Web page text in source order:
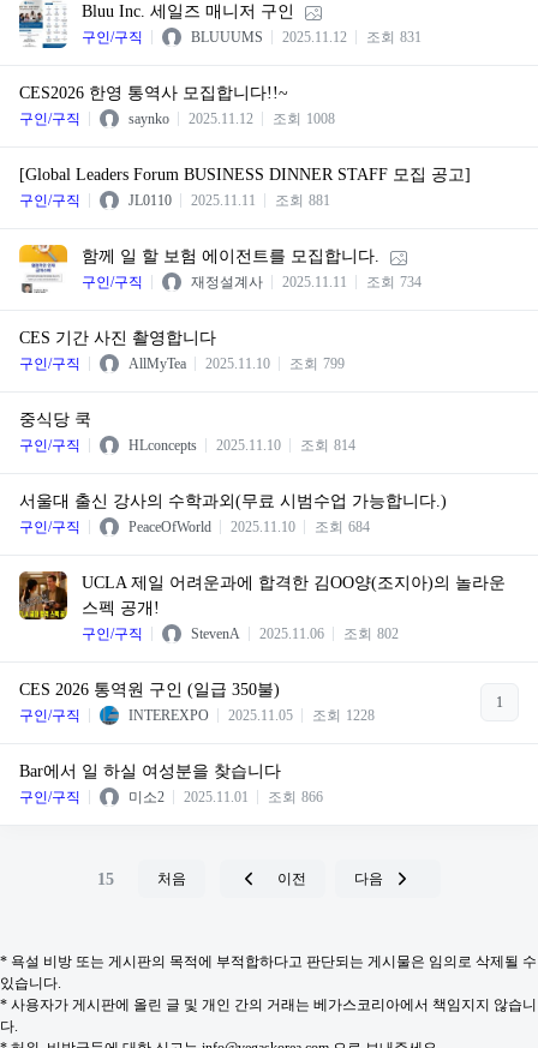
Bluu Inc. 세일즈 매니저 구인
구인/구직 BLUUUMS 2025.11.12 조회 831
CES2026 한영 통역사 모집합니다!!~
구인/구직 saynko 2025.11.12 조회 1008
[Global Leaders Forum BUSINESS DINNER STAFF 모집 공고]
구인/구직 JL0110 2025.11.11 조회 881
함께 일 할 보험 에이전트를 모집합니다.
구인/구직 재정설계사 2025.11.11 조회 734
CES 기간 사진 촬영합니다
구인/구직 AllMyTea 2025.11.10 조회 799
중식당 쿡
구인/구직 HLconcepts 2025.11.10 조회 814
서울대 출신 강사의 수학과외(무료 시범수업 가능합니다.)
구인/구직 PeaceOfWorld 2025.11.10 조회 684
UCLA 제일 어려운과에 합격한 김OO양(조지아)의 놀라운
스펙 공개!
구인/구직 StevenA 2025.11.06 조회 802
CES 2026 통역원 구인 (일급 350불)
구인/구직 INTEREXPO 2025.11.05 조회 1228
1
Bar에서 일 하실 여성분을 찾습니다
구인/구직 미소2 2025.11.01 조회 866
15 처음 이전 다음
* 욕설 비방 또는 게시판의 목적에 부적합하다고 판단되는 게시물은 임의로 삭제될 수
있습니다.
* 사용자가 게시판에 올린 글 및 개인 간의 거래는 베가스코리아에서 책임지지 않습니
다.